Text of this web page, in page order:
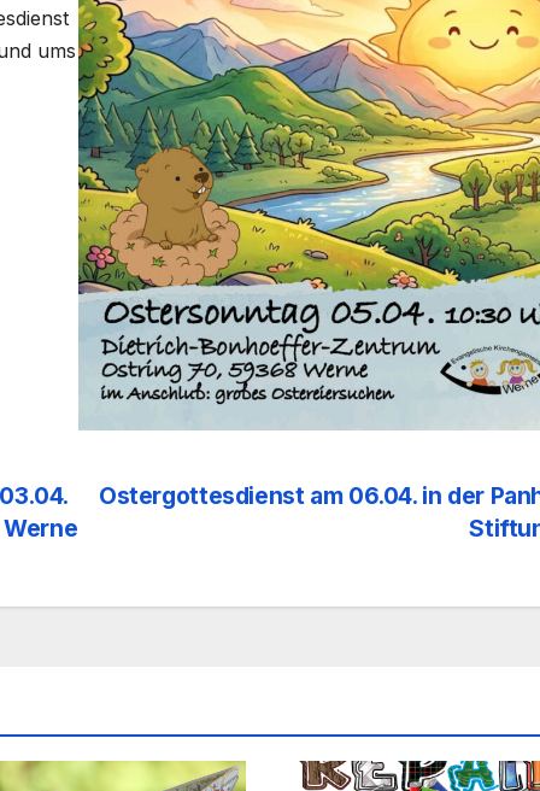
ums
Ostergottesdienst am 06.04. in der